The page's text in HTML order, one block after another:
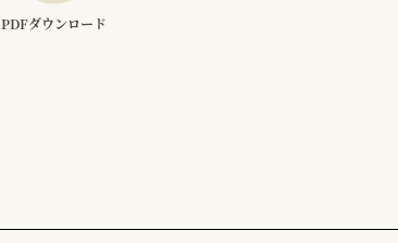
PDFダウンロード